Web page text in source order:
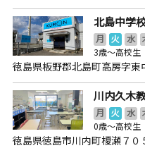
北島中学
月 火 水
3歳～高校生
徳島県板野郡北島町高房字東
川内久木
月 火 水
0歳～高校生
徳島県徳島市川内町榎瀬７